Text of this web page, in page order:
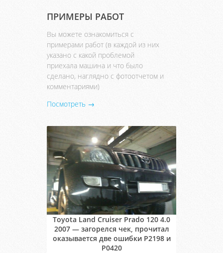
ПРИМЕРЫ РАБОТ
Вы можете ознакомиться с
примерами работ (в каждой из них
указано с какой проблемой
приехала машина и что было
сделано, наглядно с фотоотчетом и
комментариями)
Посмотреть →
Toyota Land Cruiser Prado 120 4.0
2007 — загорелся чек, прочитал
оказывается две ошибки P2198 и
P0420